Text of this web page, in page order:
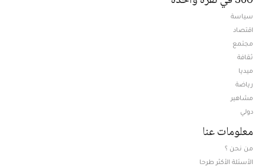
سياسة
اقتصاد
مجتمع
ثقافة
ميديا
رياضة
مشاهير
دولي
معلومات عنا
من نحن ؟
الأسئلة الأكثر طرحا